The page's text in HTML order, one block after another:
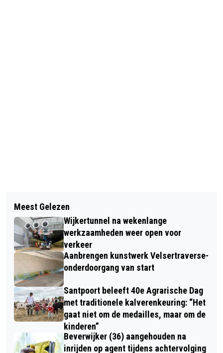
VANDAAG IS HET INTERNATIONALE
'UMBRELLA DAY’ EN DUS ZETTEN WE
DE PARAPLU IN 'T ZONNETJE
RADIO U2 – TRIBUTE BAND ZONDAG
11 FEBRUARI IN CAFÉ CAMILLE
Meest Gelezen
Wijkertunnel na wekenlange
werkzaamheden weer open voor
verkeer
Aanbrengen kunstwerk Velsertraverse-
onderdoorgang van start
Santpoort beleeft 40e Agrarische Dag
met traditionele kalverenkeuring: “Het
gaat niet om de medailles, maar om de
kinderen”
Beverwijker (36) aangehouden na
inrijden op agent tijdens achtervolging